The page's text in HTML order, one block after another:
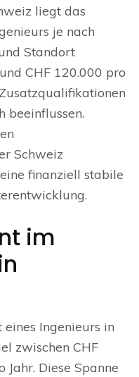
liegt das
je nach
Standort
CHF 120.000 pro
beeinflussen.
Schweiz
finanziell stabile
im
Ingenieurs in
zwischen CHF
Diese Spanne